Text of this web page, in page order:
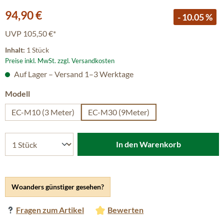
Verkaufspreis:
94,90 € - 10.05 %
UVP 105,50 €*
Inhalt: 1 Stück
Preise inkl. MwSt. zzgl. Versandkosten
Woanders günstiger gesehen?
Fragen zum Artikel Bewerten
Auf Lager – Versand 1–3 Werktage
Modellauswählen
EC-M10 (3 Meter)
EC-M30 (9Meter)
In den Warenkorb